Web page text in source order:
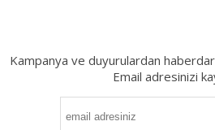
Kampanya ve duyurulardan haberdar
Email adresinizi